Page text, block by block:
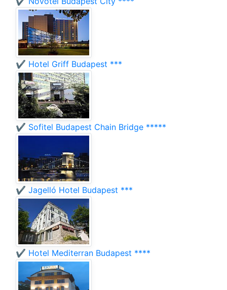
✔️ Hotel Griff Budapest ***
✔️ Sofitel Budapest Chain Bridge *****
✔️ Jagelló Hotel Budapest ***
✔️ Hotel Mediterran Budapest ****